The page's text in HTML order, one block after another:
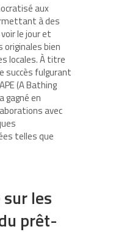
aux
à des
le jour et
originales bien
locales. À titre
succès fulgurant
(A Bathing
gagné en
avec
telles que
les
prêt-